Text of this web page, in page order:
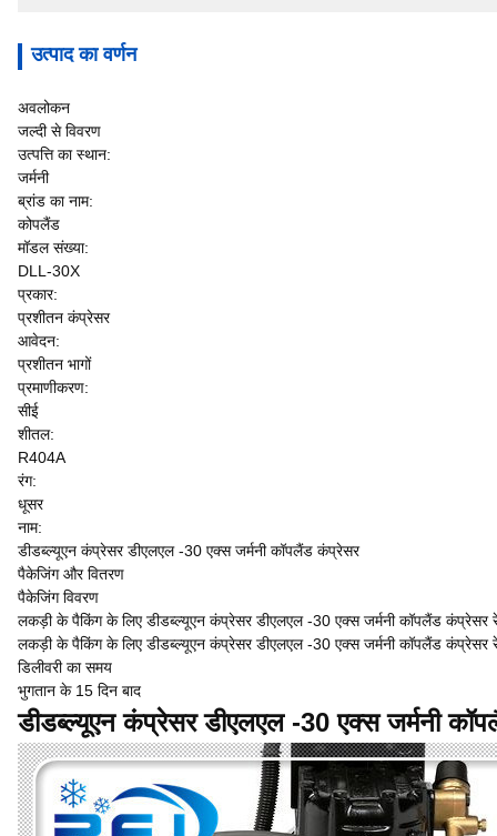
उत्पाद का वर्णन
अवलोकन
जल्दी से विवरण
उत्पत्ति का स्थान:
जर्मनी
ब्रांड का नाम:
कोपलैंड
मॉडल संख्या:
DLL-30X
प्रकार:
प्रशीतन कंप्रेसर
आवेदन:
प्रशीतन भागों
प्रमाणीकरण:
सीई
शीतल:
R404A
रंग:
धूसर
नाम:
डीडब्ल्यूएन कंप्रेसर डीएलएल -30 एक्स जर्मनी कॉपलैंड कंप्रेसर
पैकेजिंग और वितरण
पैकेजिंग विवरण
लकड़ी के पैकिंग के लिए डीडब्ल्यूएन कंप्रेसर डीएलएल -30 एक्स जर्मनी कॉपलैंड कंप्रेसर
लकड़ी के पैकिंग के लिए डीडब्ल्यूएन कंप्रेसर डीएलएल -30 एक्स जर्मनी कॉपलैंड कंप्रेसर
डिलीवरी का समय
भुगतान के 15 दिन बाद
डीडब्ल्यूएन कंप्रेसर डीएलएल -30 एक्स जर्मनी